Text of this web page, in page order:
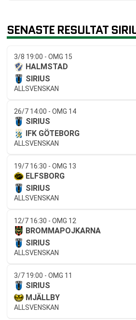
SENASTE RESULTAT
3/8 19:00 - OMG 15
HALMSTAD
SIRIUS
ALLSVENSKAN
26/7 14:00 - OMG 14
SIRIUS
IFK GÖTEBORG
ALLSVENSKAN
19/7 16:30 - OMG 13
ELFSBORG
SIRIUS
ALLSVENSKAN
12/7 16:30 - OMG 12
BROMMAPOJKARNA
SIRIUS
ALLSVENSKAN
3/7 19:00 - OMG 11
SIRIUS
MJÄLLBY
ALLSVENSKAN